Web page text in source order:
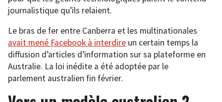
journalistique qu’ils relaient.
Le bras de fer entre Canberra et les multinationales
avait mené Facebook à interdire un certain temps la
diffusion d’articles d’information sur sa plateforme en
Australie. La loi inédite a été adoptée par le
parlement australien fin février.